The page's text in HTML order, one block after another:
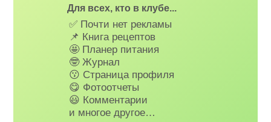
Для всех, кто в клубе...
✅ Почти нет рекламы
📌 Книга рецептов
🤩 Планер питания
🤓 Журнал
😗 Страница профиля
😋 Фотоотчеты
😃 Комментарии
и многое другое…